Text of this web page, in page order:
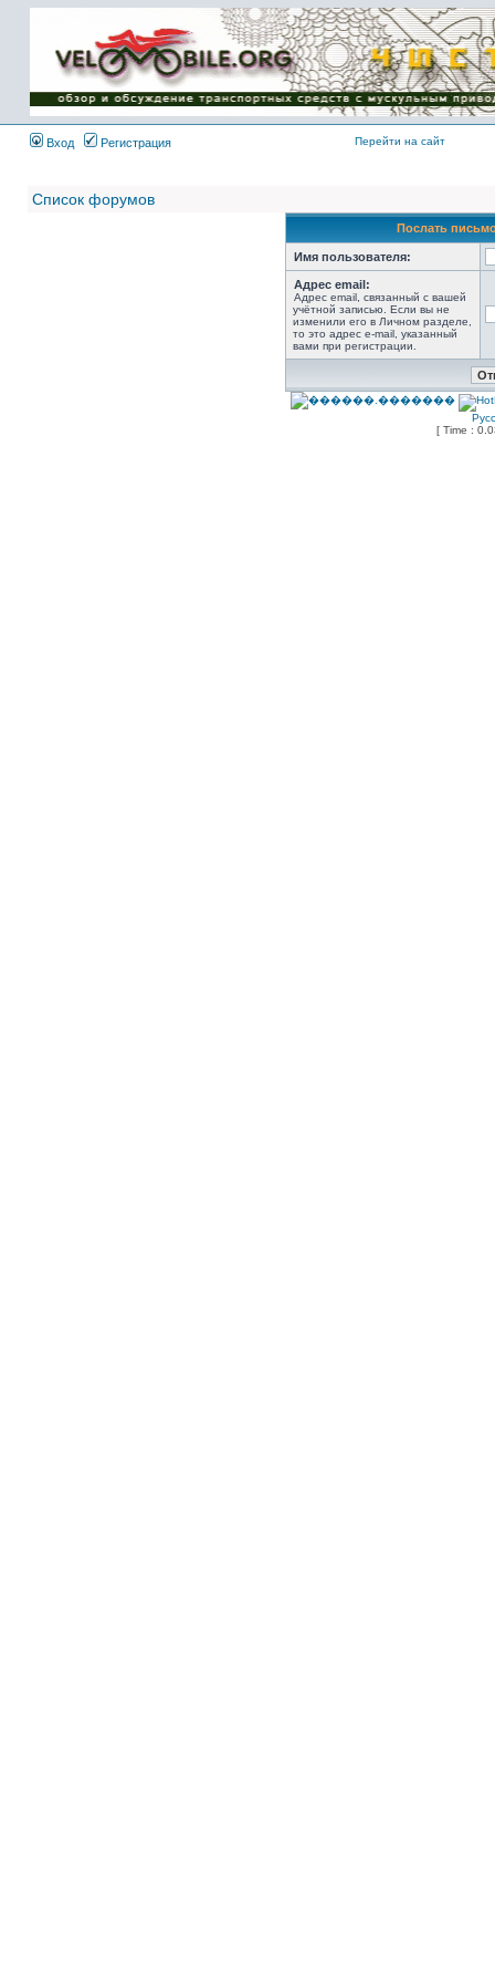
Имя пользователя:
Пароль:
{ LOG_ME_IN_SHORT
}
Вход
Регистрация Перейти на сайт
Список форумов
Послать
Имя пользователя:
Адрес email:
Адрес email, связанный с вашей
учётной записью. Если вы не
изменили его в Личном разделе,
то это адрес e-mail, указанный
вами при регистрации.
[ Time :